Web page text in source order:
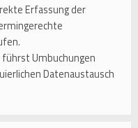
Erfassung der
Umbuchungen
Datenaustausch